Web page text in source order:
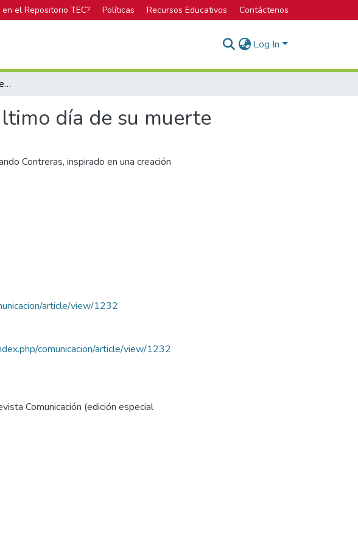
en el Repositorio TEC? Políticas Recursos Educativos Contáctenos
Log In
Sofía Teófila de los Dolores llega viva al último día de su muerte
día de su muerte
Contreras, inspirado en una creación
article/view/1232
comunicacion/article/view/1232
Comunicación (edición especial